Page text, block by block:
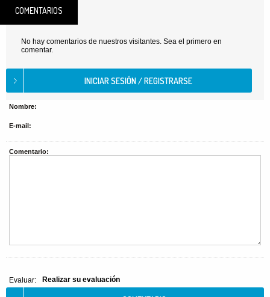
COMENTARIOS
No hay comentarios de nuestros visitantes. Sea el primero en
comentar.
Nombre:
E-mail:
Comentario:
Evaluar: Realizar su evaluación